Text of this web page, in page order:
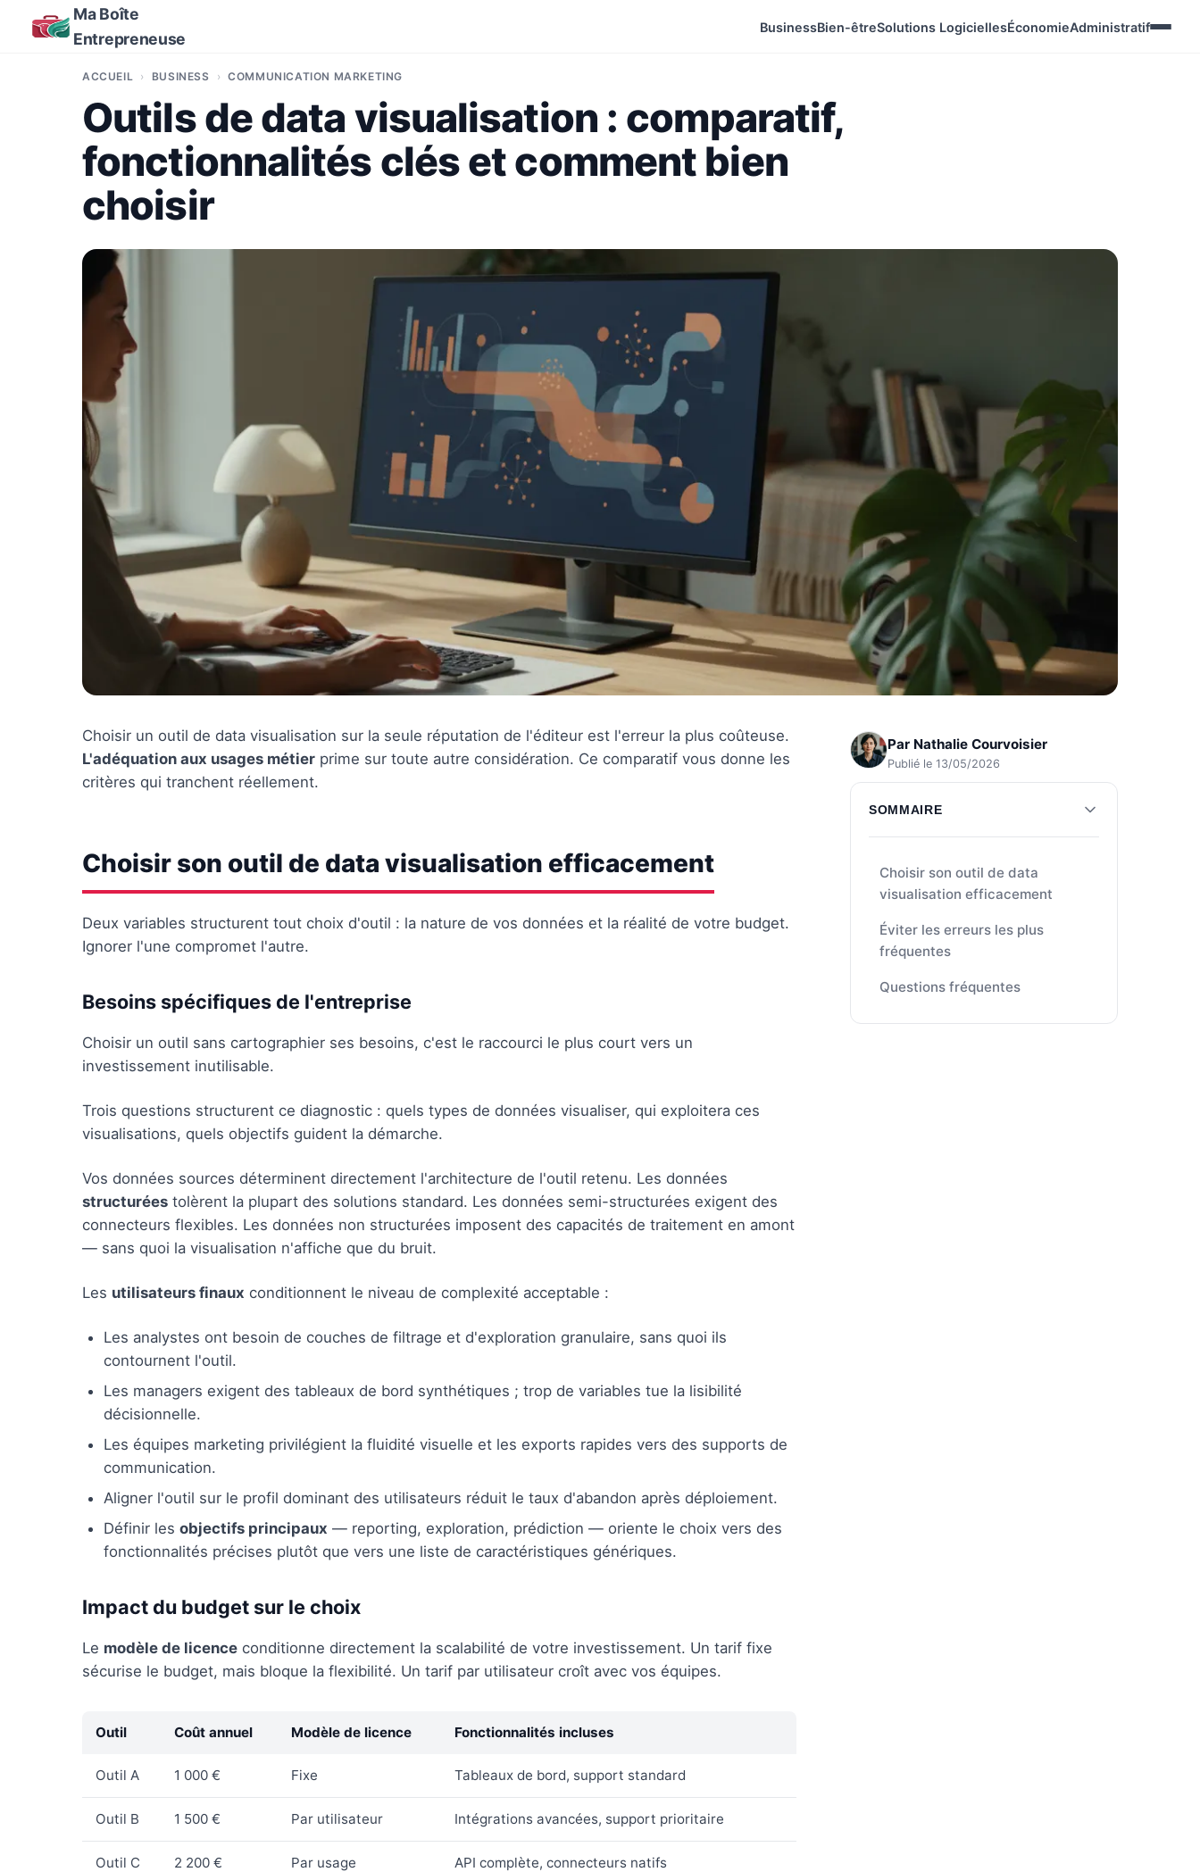
Ma Boîte
Entrepreneuse
BusinessBien-êtreSolutions LogiciellesÉconomieAdministratif
ACCUEIL BUSINESS COMMUNICATION MARKETING
Outils de data visualisation : comparatif,
fonctionnalités clés et comment bien
choisir
Par Nathalie Courvoisier
Publié le 13/05/2026
SOMMAIRE
Choisir son outil de data
visualisation efficacement
Éviter les erreurs les plus
fréquentes
Questions fréquentes
Choisir un outil de data visualisation sur la seule réputation de l'éditeur est l'erreur la plus coûteuse.
L'adéquation aux usages métier prime sur toute autre considération. Ce comparatif vous donne les
critères qui tranchent réellement.
Choisir son outil de data visualisation efficacement
Deux variables structurent tout choix d'outil : la nature de vos données et la réalité de votre budget.
Ignorer l'une compromet l'autre.
Besoins spécifiques de l'entreprise
Choisir un outil sans cartographier ses besoins, c'est le raccourci le plus court vers un
investissement inutilisable.
Trois questions structurent ce diagnostic : quels types de données visualiser, qui exploitera ces
visualisations, quels objectifs guident la démarche.
Vos données sources déterminent directement l'architecture de l'outil retenu. Les données
structurées tolèrent la plupart des solutions standard. Les données semi-structurées exigent des
connecteurs flexibles. Les données non structurées imposent des capacités de traitement en amont
— sans quoi la visualisation n'affiche que du bruit.
Les utilisateurs finaux conditionnent le niveau de complexité acceptable :
Les analystes ont besoin de couches de filtrage et d'exploration granulaire, sans quoi ils
contournent l'outil.
Les managers exigent des tableaux de bord synthétiques ; trop de variables tue la lisibilité
décisionnelle.
Les équipes marketing privilégient la fluidité visuelle et les exports rapides vers des supports de
communication.
Aligner l'outil sur le profil dominant des utilisateurs réduit le taux d'abandon après déploiement.
Définir les objectifs principaux — reporting, exploration, prédiction — oriente le choix vers des
fonctionnalités précises plutôt que vers une liste de caractéristiques génériques.
Impact du budget sur le choix
Le modèle de licence conditionne directement la scalabilité de votre investissement. Un tarif fixe
sécurise le budget, mais bloque la flexibilité. Un tarif par utilisateur croît avec vos équipes.
Outil Coût annuel Modèle de licence Fonctionnalités incluses
Outil A 1 000 € Fixe Tableaux de bord, support standard
Outil B 1 500 € Par utilisateur Intégrations avancées, support prioritaire
Outil C 2 200 € Par usage API complète, connecteurs natifs